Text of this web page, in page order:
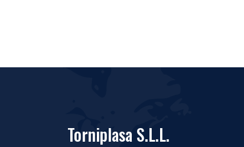
Torniplasa S.L.L.